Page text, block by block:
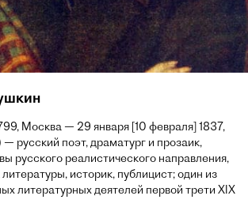
Москва — 29 января [10 февраля] 1837,
русский поэт, драматург и прозаик,
русского реалистического направления,
историк, публицист; один из
литературных деятелей первой трети XIX